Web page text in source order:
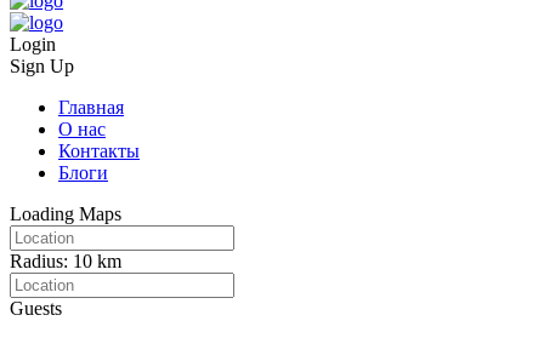
Login
Sign Up
Главная
О нас
Контакты
Блоги
Loading Maps
Radius: 10 km
Guests